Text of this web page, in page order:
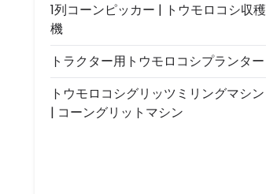
1列コーンピッカー | トウモロコシ収穫
機
トラクター用トウモロコシプランター
トウモロコシグリッツミリングマシン
| コーングリットマシン